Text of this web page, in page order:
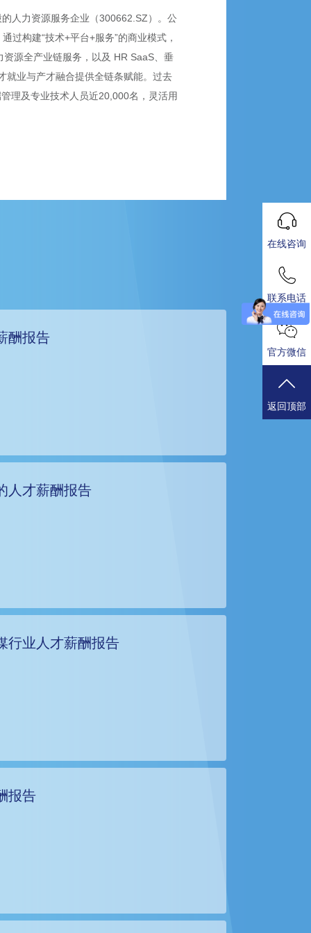
人力资源服务企业（300662.SZ）。公
过构建“技术+平台+服务”的商业模式，
源全产业链服务，以及 HR SaaS、垂
就业与产才融合提供全链条赋能。过去
理及专业技术人员近20,000名，灵活用
酬报告
人才薪酬报告
行业人才薪酬报告
报告
在线咨询
联系电话
官方微信
返回顶部